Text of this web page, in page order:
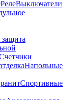
РелеВыключатели
Напольные
Спортивные